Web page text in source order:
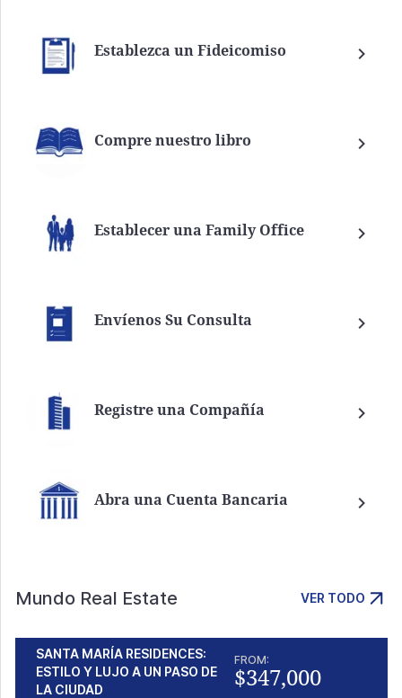
Establezca un Fideicomiso
Compre nuestro libro
Establecer una Family Office
Envíenos Su Consulta
Registre una Compañía
Abra una Cuenta Bancaria
Mundo Real Estate VER TODO
SANTA MARÍA RESIDENCES:
ESTILO Y LUJO A UN PASO DE
LA CIUDAD
FROM:
$347,000